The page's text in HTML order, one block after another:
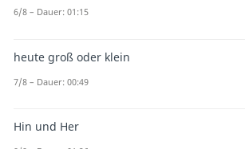
6/8 – Dauer: 01:15
heute groß oder klein
7/8 – Dauer: 00:49
Hin und Her